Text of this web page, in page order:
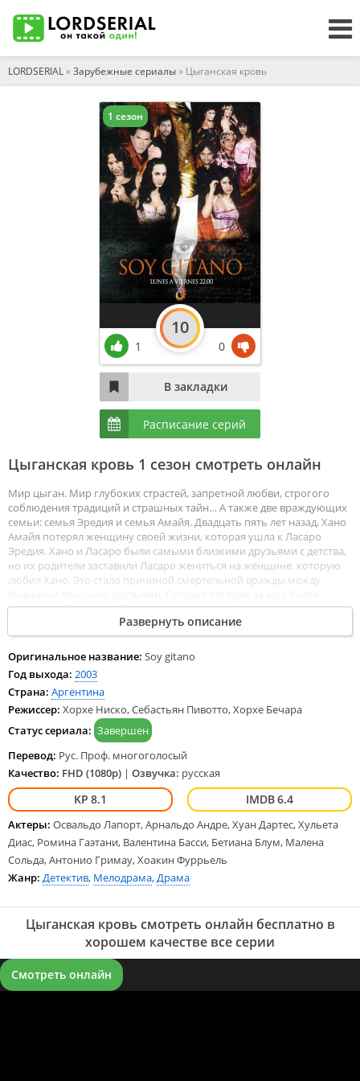
LORDSERIAL»Зарубежные сериалы» Цыганская кровь
Цыганская кровь 1 сезон смотреть онлайн
Мир цыган. Мир глубоких страстей, запретной любви, строгого
соблюдения традиций и страшных тайн… А также две враждующих
семьи: семья Эредия и семья Амайя. Двадцать пять лет назад, Хано
Амайя потерял женщину своей жизни, которая ушла к Ласаро
Эредия. Хано и Ласаро были самыми близкими друзьями с детства,
но их родители заставили Ласаро жениться на женщине, которую
любил Хано. Это стало причиной смертельной вражды между
сильна. Дети Хано и братья и сестра Ласаро испытывают друг к
другу большую симпатию. Однако многолетняя вражда между
семьями не позволяет симпатиям перерасти в любовные
отношения. Тем не менее, они решают испытать судьбу и волю
глав семейств, которые сделают все, чтобы судьбы членов семьи
Амайя и семьи Эредия никогда не пересеклись. Смотреть
Цыганская кровь все серии сериала подряд онлайн бесплатно в
хорошем качестве онлайн FullHD 1080p полностью на русском
языке и на любых устройствах LordFilm.
Развернуть описание
Оригинальное название: Soy gitano
Год выхода: 2003
Страна: Аргентина
Режиссер: Хорхе Ниско, Себастьян Пивотто, Хорхе Бечара
Статус сериала: Завершен
Перевод: Рус. Проф. многоголосый
Качество: FHD (1080p) | Озвучка: русская
8.1 6.4
Актеры: Освальдо Лапорт, Арнальдо Андре, Хуан Дартес, Хульета
Диас, Ромина Гаэтани, Валентина Басси, Бетиана Блум, Малена
Сольда, Антонио Гримау, Хоакин Фуррьель
Жанр: Детектив, Мелодрама,Драма
1 сезон
1
10
0
Расписание серий
Цыганская кровь смотреть онлайн бесплатно в
хорошем качестве все серии
Смотреть онлайн